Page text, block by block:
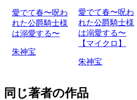
愛でて春〜呪わ
れた公爵騎士様
は溺愛する〜
朱神宝
愛でて春〜呪わ
れた公爵騎士様
は溺愛する〜
【マイクロ】
朱神宝
同じ著者の作品